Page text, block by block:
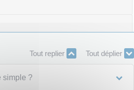
Tout replier Tout déplier
simple ?